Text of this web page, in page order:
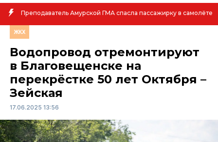
Амурская спортсменка выиграла первенство России
атлетике
ЖКХ
Водопровод отремонтируют
в Благовещенске на
перекрёстке 50 лет Октября –
Зейская
17.06.2025 13:56